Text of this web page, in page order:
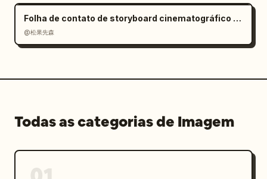
Folha de contato de storyboard cinematográfico 3×3 a partir de uma imagem de entrada
@松果先森
Todas as categorias de Imagem